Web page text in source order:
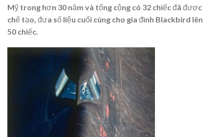
Mỹ trong hơn 30 năm và tổng cộng có 32 chiếc đã được
chế tạo, đưa số liệu cuối cùng cho gia đình Blackbird lên
50 chiếc.